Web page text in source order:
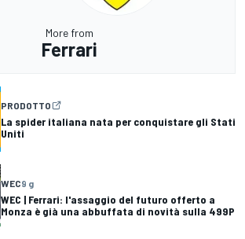
More from
Ferrari
PRODOTTO
La spider italiana nata per conquistare gli Stati
Uniti
WEC9 g
WEC | Ferrari: l'assaggio del futuro offerto a
Monza è già una abbuffata di novità sulla 499P